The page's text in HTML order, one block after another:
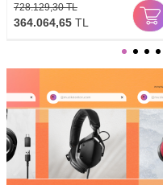
728.129,30TL
364.064,65 TL